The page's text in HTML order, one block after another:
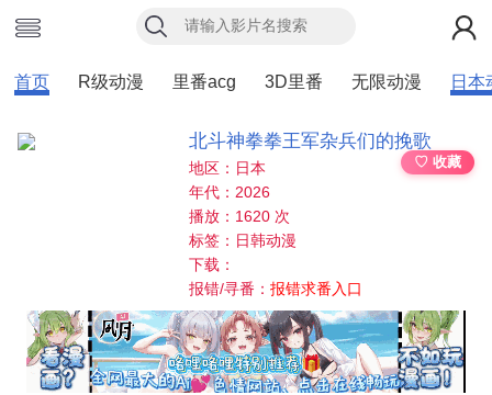
首页 R级动漫 里番acg 3D里番 无限动漫 日本
北斗神拳拳王军杂兵们的挽歌
♡ 收藏
地区：日本
年代：2026
播放：1620 次
标签：日韩动漫
下载：
报错/寻番：报错求番入口